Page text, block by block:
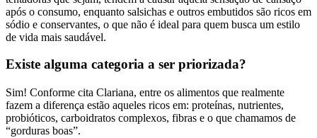
após o consumo, enquanto salsichas e outros embutidos são ricos em
sódio e conservantes, o que não é ideal para quem busca um estilo
de vida mais saudável.
Existe alguma categoria a ser priorizada?
Sim! Conforme cita Clariana, entre os alimentos que realmente
fazem a diferença estão aqueles ricos em: proteínas, nutrientes,
probióticos, carboidratos complexos, fibras e o que chamamos de
“gorduras boas”.